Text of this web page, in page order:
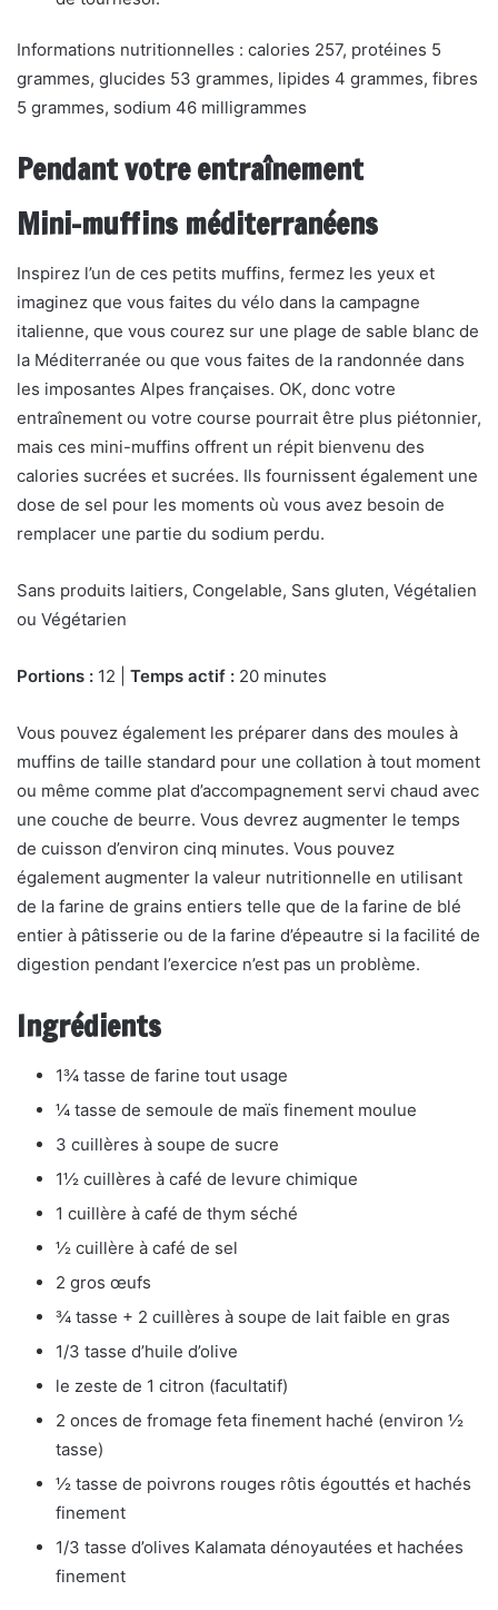
Informations nutritionnelles : calories 257, protéines 5
grammes, glucides 53 grammes, lipides 4 grammes, fibres
5 grammes, sodium 46 milligrammes
Pendant votre entraînement
Mini-muffins méditerranéens
Inspirez l’un de ces petits muffins, fermez les yeux et
imaginez que vous faites du vélo dans la campagne
italienne, que vous courez sur une plage de sable blanc de
la Méditerranée ou que vous faites de la randonnée dans
les imposantes Alpes françaises. OK, donc votre
entraînement ou votre course pourrait être plus piétonnier,
mais ces mini-muffins offrent un répit bienvenu des
calories sucrées et sucrées. Ils fournissent également une
dose de sel pour les moments où vous avez besoin de
remplacer une partie du sodium perdu.
Sans produits laitiers, Congelable, Sans gluten, Végétalien
ou Végétarien
Portions : 12 | Temps actif : 20 minutes
Vous pouvez également les préparer dans des moules à
muffins de taille standard pour une collation à tout moment
ou même comme plat d’accompagnement servi chaud avec
une couche de beurre. Vous devrez augmenter le temps
de cuisson d’environ cinq minutes. Vous pouvez
également augmenter la valeur nutritionnelle en utilisant
de la farine de grains entiers telle que de la farine de blé
entier à pâtisserie ou de la farine d’épeautre si la facilité de
digestion pendant l’exercice n’est pas un problème.
Ingrédients
1¾ tasse de farine tout usage
¼ tasse de semoule de maïs finement moulue
3 cuillères à soupe de sucre
1½ cuillères à café de levure chimique
1 cuillère à café de thym séché
½ cuillère à café de sel
2 gros œufs
¾ tasse + 2 cuillères à soupe de lait faible en gras
1/3 tasse d’huile d’olive
le zeste de 1 citron (facultatif)
2 onces de fromage feta finement haché (environ ½
tasse)
½ tasse de poivrons rouges rôtis égouttés et hachés
finement
1/3 tasse d’olives Kalamata dénoyautées et hachées
finement